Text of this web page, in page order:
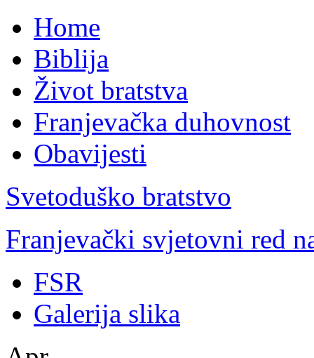
Home
Biblija
Život bratstva
Franjevačka duhovnost
Obavijesti
Svetoduško bratstvo
Franjevački svjetovni red
FSR
Galerija slika